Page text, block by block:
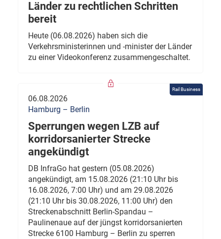
Länder zu rechtlichen Schritten
bereit
Heute (06.08.2026) haben sich die
Verkehrsministerinnen und -minister der Länder
zu einer Videokonferenz zusammengeschaltet.
Rail Business
06.08.2026
Hamburg – Berlin
Sperrungen wegen LZB auf
korridorsanierter Strecke
angekündigt
DB InfraGo hat gestern (05.08.2026)
angekündigt, am 15.08.2026 (21:10 Uhr bis
16.08.2026, 7:00 Uhr) und am 29.08.2026
(21:10 Uhr bis 30.08.2026, 11:00 Uhr) den
Streckenabschnitt Berlin-Spandau –
Paulinenaue auf der jüngst korridorsanierten
Strecke 6100 Hamburg – Berlin zu sperren